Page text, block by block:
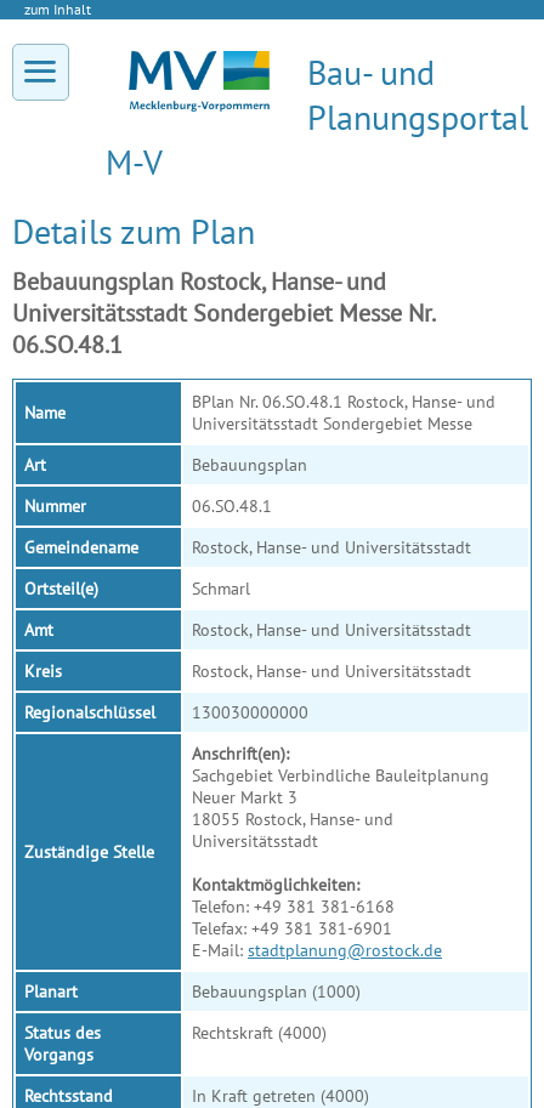
zum Inhalt
Bau- und
Planungsportal
M-V
Details zum Plan
Bebauungsplan Rostock, Hanse- und
Universitätsstadt Sondergebiet Messe Nr.
06.SO.48.1
Name
BPlan Nr. 06.SO.48.1 Rostock, Hanse- und
Universitätsstadt Sondergebiet Messe
Art
Bebauungsplan
Nummer
06.SO.48.1
Gemeindename
Rostock, Hanse- und Universitätsstadt
Ortsteil(e)
Schmarl
Amt
Rostock, Hanse- und Universitätsstadt
Kreis
Rostock, Hanse- und Universitätsstadt
Regionalschlüssel
130030000000
Zuständige Stelle
Anschrift(en):
Sachgebiet Verbindliche Bauleitplanung
Neuer Markt 3
18055 Rostock, Hanse- und
Universitätsstadt
Kontaktmöglichkeiten:
Telefon: +49 381 381-6168
Telefax: +49 381 381-6901
E-Mail: stadtplanung@rostock.de
Planart
Bebauungsplan (1000)
Status des
Vorgangs
Rechtskraft (4000)
Rechtsstand
In Kraft getreten (4000)